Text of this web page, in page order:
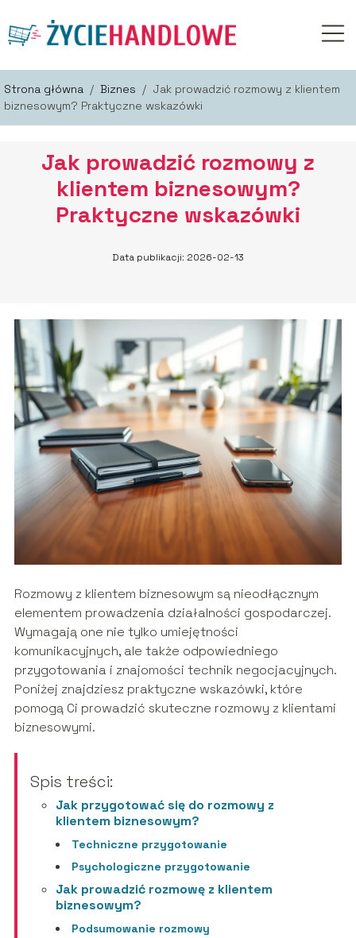
Strona główna / Biznes / Jak prowadzić rozmowy z klientem
biznesowym? Praktyczne wskazówki
Jak prowadzić rozmowy z
klientem biznesowym?
Praktyczne wskazówki
Data publikacji: 2026-02-13
Rozmowy z klientem biznesowym są nieodłącznym
elementem prowadzenia działalności gospodarczej.
Wymagają one nie tylko umiejętności
komunikacyjnych, ale także odpowiedniego
przygotowania i znajomości technik negocjacyjnych.
Poniżej znajdziesz praktyczne wskazówki, które
pomogą Ci prowadzić skuteczne rozmowy z klientami
biznesowymi.
Spis treści:
Jak przygotować się do rozmowy z
klientem biznesowym?
Techniczne przygotowanie
Psychologiczne przygotowanie
Jak prowadzić rozmowę z klientem
biznesowym?
Podsumowanie rozmowy